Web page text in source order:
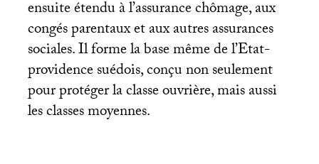
ensuite étendu à l’assurance chômage, aux
congés parentaux et aux autres assurances
sociales. Il forme la base même de l’Etat-
providence suédois, conçu non seulement
pour protéger la classe ouvrière, mais aussi
les classes moyennes.